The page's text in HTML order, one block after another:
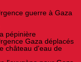
guerre à Gaza
pépinière
Gaza déplacés
château d'eau de